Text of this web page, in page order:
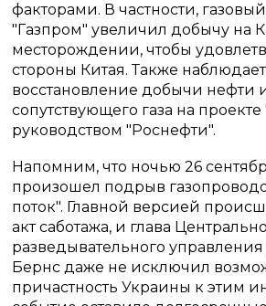
факторами. В частности,
"Газпром" увеличил добычу на
месторождении, чтобы
стороны Китая. Также
восстановление добычи нефти
сопутствующего газа на
руководством "Роснефти".
Напомним, что ночью 26
произошел подрыв
поток". Главной версией
акт саботажа, и глава
разведывательного
Бернс даже не исключил
причастность Украины к этим